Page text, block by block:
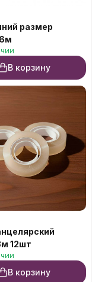
размер
В корзину
12шт
В корзину